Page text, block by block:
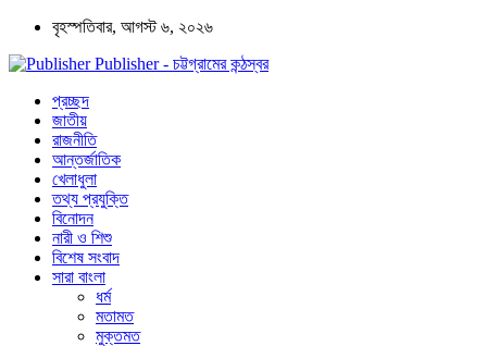
বৃহস্পতিবার, আগস্ট ৬, ২০২৬
Publisher - চট্টগ্রামের কন্ঠস্বর
প্রচ্ছদ
জাতীয়
রাজনীতি
আন্তর্জাতিক
খেলাধুলা
তথ্য প্রযুক্তি
বিনোদন
নারী ও শিশু
বিশেষ সংবাদ
সারা বাংলা
ধর্ম
মতামত
মুক্তমত